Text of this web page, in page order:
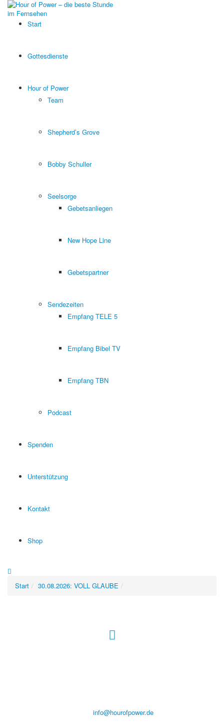
Start
Gottesdienste
Hour of Power
Team
Shepherd’s Grove
Bobby Schuller
Seelsorge
Gebetsanliegen
New Hope Line
Gebetspartner
Sendezeiten
Empfang TELE 5
Empfang Bibel TV
Empfang TBN
Podcast
Spenden
Unterstützung
Kontakt
Shop
Start 30.08.2026: VOLL GLAUBE
info@hourofpower.de